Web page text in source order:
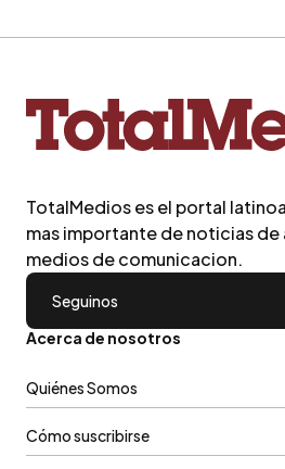
TotalMedios es el portal
mas importante de noticias de
medios de comunicacion.
Seguinos
Acerca de nosotros
Quiénes Somos
Cómo suscribirse